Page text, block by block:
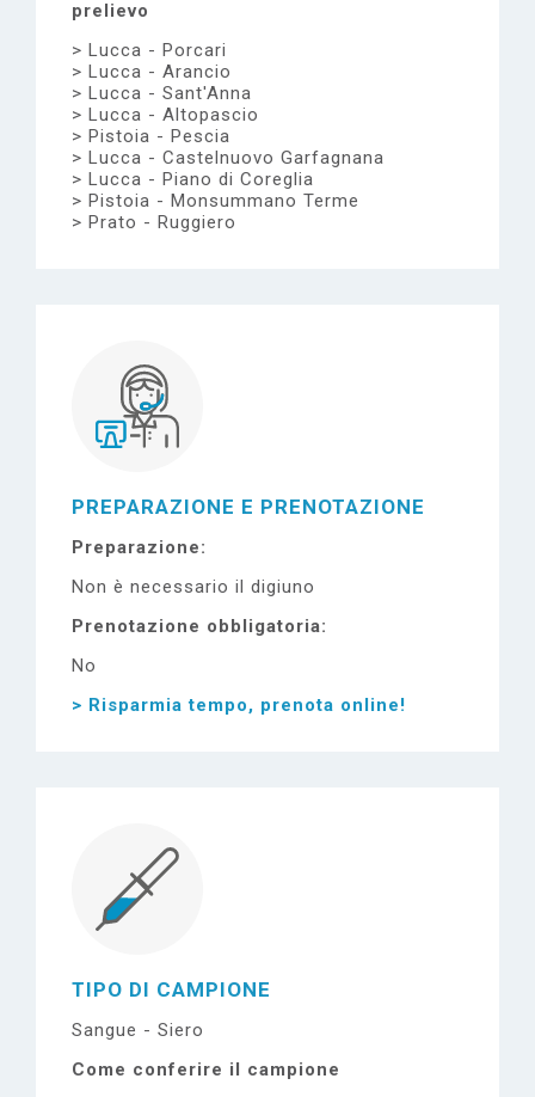
prelievo
Lucca - Porcari
Lucca - Arancio
Lucca - Sant'Anna
Lucca - Altopascio
Pistoia - Pescia
Lucca - Castelnuovo Garfagnana
Lucca - Piano di Coreglia
Pistoia - Monsummano Terme
Prato - Ruggiero
PREPARAZIONE E PRENOTAZIONE
Preparazione
Non è necessario il digiuno
Prenotazione obbligatoria
No
> Risparmia tempo, prenota online!
TIPO DI CAMPIONE
Sangue - Siero
Come conferire il campione